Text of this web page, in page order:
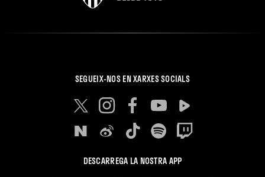
SEGUEIX-NOS EN XARXES SOCIALS
DESCARREGA LA NOSTRA APP